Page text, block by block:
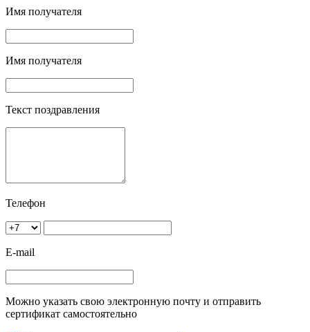
Имя получателя
Имя получателя
Текст поздравления
Телефон
E-mail
Можно указать свою электронную почту и отправить
сертификат самостоятельно